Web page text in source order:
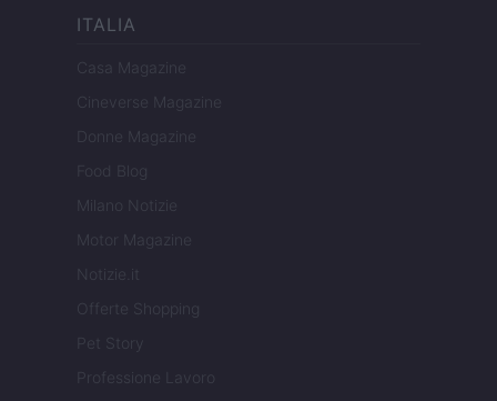
ITALIA
Casa Magazine
Cineverse Magazine
Donne Magazine
Food Blog
Milano Notizie
Motor Magazine
Notizie.it
Offerte Shopping
Pet Story
Professione Lavoro